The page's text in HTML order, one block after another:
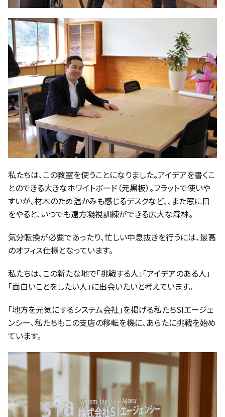
私たちは、この教室を使うことになりました。アイデアを書くこ
とのできる大きなホワイトボード（元黒板）。フラットで使いや
すいが、材木のため温かみも感じるデスクなど、、また窓に目
をやると、いつでも遠方凝視訓練ができる広大な森林。
気分転換が必要であったり、忙しい中息抜きを行うには、最高
のオフィス仕様となっています。
私たちは、この新たな地で「挑戦する人」「アイデアのある人」
「面白いことをしたい人」に出会いたいと考えています。
「地方を元気にするシステム会社」を掲げる私たちSIエージェ
ンシー、私たちもこの支店の移転を機に、あらたに挑戦を始め
ています。